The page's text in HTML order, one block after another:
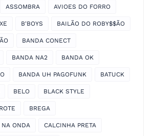
ASSOMBRA AVIOES DO FORRO
B'BOYS BAILÃO DO ROBY$$ÃO
BANDA CONECT
BANDA NA2 BANDA OK
BANDA UH PAGOFUNK BATUCK
BELO BLACK STYLE
BREGA
NA ONDA CALCINHA PRETA